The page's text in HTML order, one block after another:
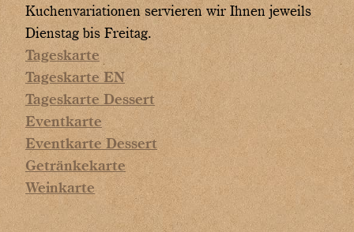
Kuchenvariationen servieren wir Ihnen jeweils
Dienstag bis Freitag.
Tageskarte
Tageskarte EN
Tageskarte Dessert
Eventkarte
Eventkarte Dessert
Getränkekarte
Weinkarte